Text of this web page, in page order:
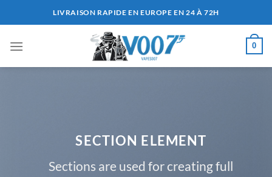
au
LIVRAISON RAPIDE EN EUROPE EN 24 À 72H
0
SECTION ELEMENT
Sections are used for creating full